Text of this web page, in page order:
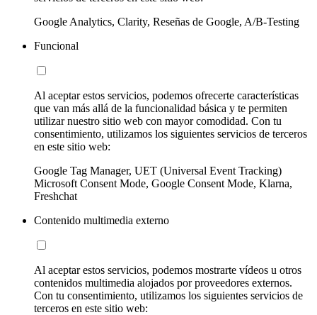
Google Analytics, Clarity, Reseñas de Google, A/B-Testing
Funcional
Al aceptar estos servicios, podemos ofrecerte características
que van más allá de la funcionalidad básica y te permiten
utilizar nuestro sitio web con mayor comodidad. Con tu
consentimiento, utilizamos los siguientes servicios de terceros
en este sitio web:
Google Tag Manager, UET (Universal Event Tracking)
Microsoft Consent Mode, Google Consent Mode, Klarna,
Freshchat
Contenido multimedia externo
Al aceptar estos servicios, podemos mostrarte vídeos u otros
contenidos multimedia alojados por proveedores externos.
Con tu consentimiento, utilizamos los siguientes servicios de
terceros en este sitio web: